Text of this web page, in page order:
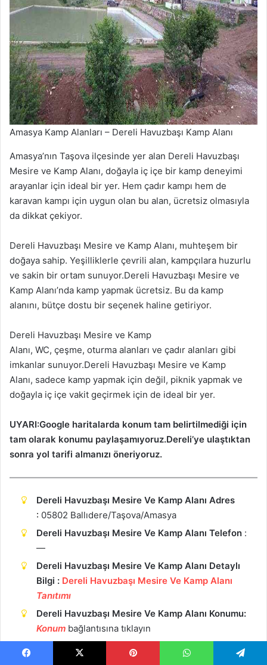
Amasya Kamp Alanları – Dereli Havuzbaşı Kamp Alanı
Amasya’nın Taşova ilçesinde yer alan Dereli Havuzbaşı
Mesire ve Kamp Alanı, doğayla iç içe bir kamp deneyimi
arayanlar için ideal bir yer. Hem çadır kampı hem de
karavan kampı için uygun olan bu alan, ücretsiz olmasıyla
da dikkat çekiyor.
Dereli Havuzbaşı Mesire ve Kamp Alanı, muhteşem bir
doğaya sahip. Yeşilliklerle çevrili alan, kampçılara huzurlu
ve sakin bir ortam sunuyor.Dereli Havuzbaşı Mesire ve
Kamp Alanı’nda kamp yapmak ücretsiz. Bu da kamp
alanını, bütçe dostu bir seçenek haline getiriyor.
Dereli Havuzbaşı Mesire ve Kamp
Alanı, WC, çeşme, oturma alanları ve çadır alanları gibi
imkanlar sunuyor.Dereli Havuzbaşı Mesire ve Kamp
Alanı, sadece kamp yapmak için değil, piknik yapmak ve
doğayla iç içe vakit geçirmek için de ideal bir yer.
UYARI:Google haritalarda konum tam belirtilmediği için
tam olarak konumu paylaşamıyoruz.Dereli’ye ulaştıktan
sonra yol tarifi almanızı öneriyoruz.
Dereli Havuzbaşı Mesire Ve Kamp Alanı Adres
: 05802 Ballıdere/Taşova/Amasya
Dereli Havuzbaşı Mesire Ve Kamp Alanı Telefon :
—
Dereli Havuzbaşı Mesire Ve Kamp Alanı Detaylı
Bilgi : Dereli Havuzbaşı Mesire Ve Kamp Alanı
Tanıtımı
Dereli Havuzbaşı Mesire Ve Kamp Alanı Konumu:
Konum bağlantısına tıklayın